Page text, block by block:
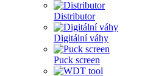
Distributor
Digitální váhy
Puck screen